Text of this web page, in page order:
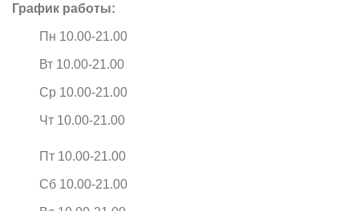
График работы:
Пн 10.00-21.00
Вт 10.00-21.00
Ср 10.00-21.00
Чт 10.00-21.00
Пт 10.00-21.00
Сб 10.00-21.00